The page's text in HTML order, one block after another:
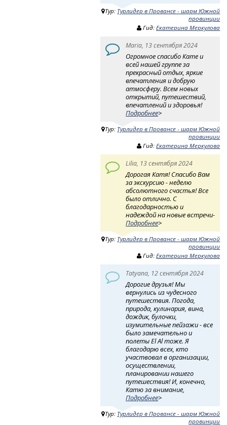
Тур: Турлидер в Провансе - шарм Южной
провинции
Гид:Екатерина Меркулова
Maria, 13 сентября 2024
Огромное спасибо Кате и
всей нашей группе за
прекрасный отдых, яркие
впечатления и добрую
атмосферу. Всем новых
открытий, путешествий,
впечатлений и здоровья!
Подробнее>
Тур: Турлидер в Провансе - шарм Южной
провинции
Гид:Екатерина Меркулова
Lilia, 13 сентября 2024
Дорогая Катя! Спасибо Вам
за экскурсию - неделю
абсолютного счастья! Все
было отлично. С
благодарностью и
надеждой на новые встречи-
Подробнее>
Тур: Турлидер в Провансе - шарм Южной
провинции
Гид:Екатерина Меркулова
Tatyana, 12 сентября 2024
Дорогие друзья! Мы
вернулись из чудесного
путешествия. Погода,
природа, кулинария, вина,
дождик, булочки,
изумительные пейзажи - все
было замечательно и
полеты El Al тоже. Я
благодарю всех, кто
участвовал в организации,
осуществлении,
планировании нашего
путешествия! И, конечно,
Катю за внимание,
Подробнее>
Тур: Турлидер в Провансе - шарм Южной
провинции